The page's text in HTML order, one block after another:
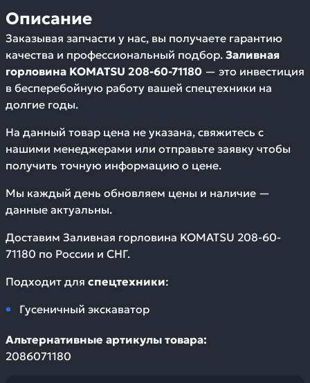
Описание
Заказывая запчасти у нас, вы получаете гарантию
качества и профессиональный подбор. Заливная
горловина KOMATSU 208-60-71180 — это инвестиция
в бесперебойную работу вашей спецтехники на
долгие годы.
На данный товар цена не указана, свяжитесь с
нашими менеджерами или отправьте заявку чтобы
получить точную информацию о цене.
Мы каждый день обновляем цены и наличие —
данные актуальны.
Доставим Заливная горловина KOMATSU 208-60-
71180 по России и СНГ.
Подходит для спецтехники:
Гусеничный экскаватор
Альтернативные артикулы товара:
2086071180